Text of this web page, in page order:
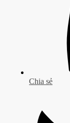
Chia sẻ